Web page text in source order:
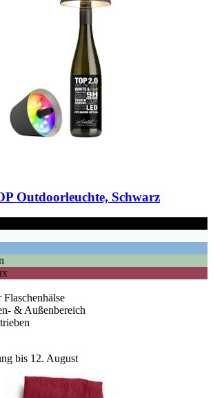
Outdoorleuchte, Schwarz
& Außenbereich
bis 12. August